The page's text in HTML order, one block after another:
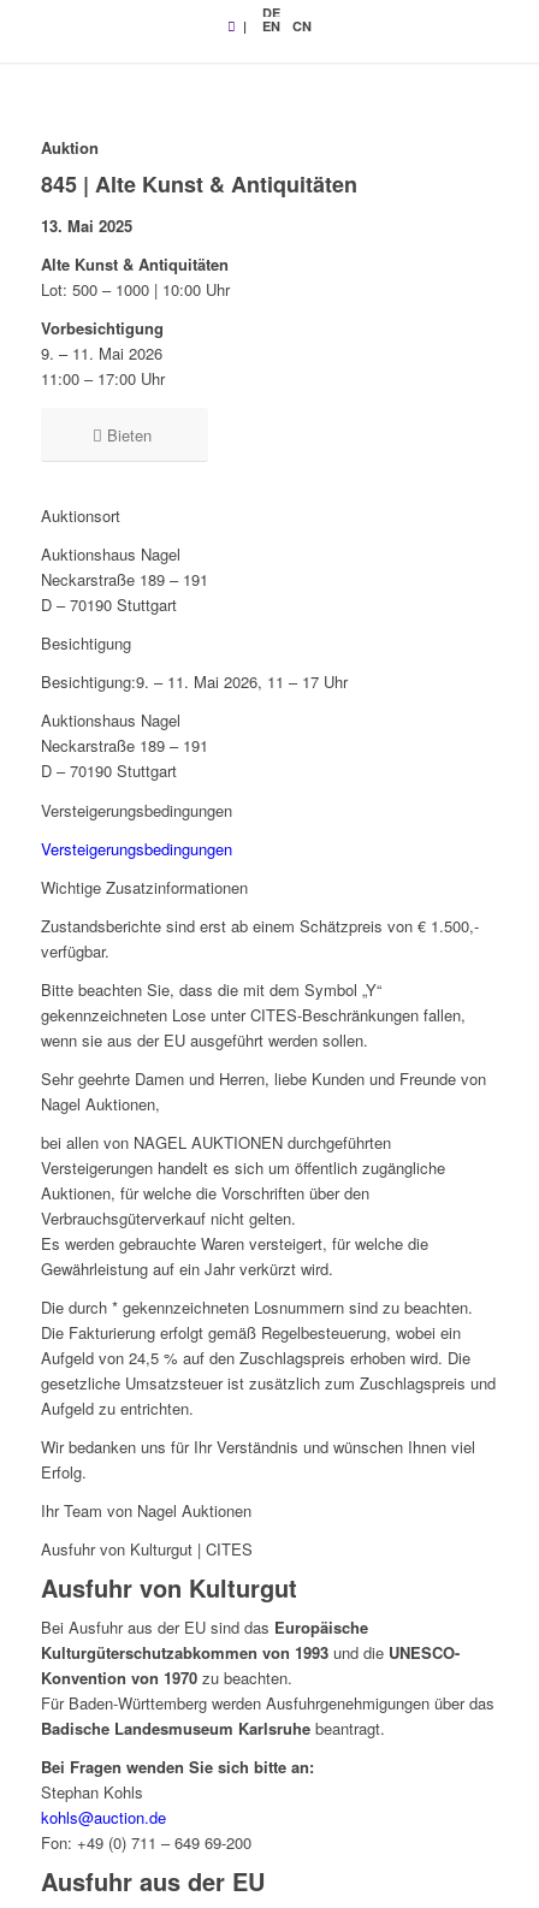
|
DE
EN CN
Auktion
845 | Alte Kunst & Antiquitäten
13. Mai 2025
Alte Kunst & Antiquitäten
Lot: 500 – 1000 | 10:00 Uhr
Vorbesichtigung
9. – 11. Mai 2026
11:00 – 17:00 Uhr
Bieten
Auktionsort
Auktionshaus Nagel
Neckarstraße 189 – 191
D – 70190 Stuttgart
Besichtigung
Besichtigung:9. – 11. Mai 2026, 11 – 17 Uhr
Auktionshaus Nagel
Neckarstraße 189 – 191
D – 70190 Stuttgart
Versteigerungsbedingungen
Versteigerungsbedingungen
Wichtige Zusatzinformationen
Zustandsberichte sind erst ab einem Schätzpreis von € 1.500,-
verfügbar.
Bitte beachten Sie, dass die mit dem Symbol „Y“
gekennzeichneten Lose unter CITES-Beschränkungen fallen,
wenn sie aus der EU ausgeführt werden sollen.
Sehr geehrte Damen und Herren, liebe Kunden und Freunde von
Nagel Auktionen,
bei allen von NAGEL AUKTIONEN durchgeführten
Versteigerungen handelt es sich um öffentlich zugängliche
Auktionen, für welche die Vorschriften über den
Verbrauchsgüterverkauf nicht gelten.
Es werden gebrauchte Waren versteigert, für welche die
Gewährleistung auf ein Jahr verkürzt wird.
Die durch * gekennzeichneten Losnummern sind zu beachten.
Die Fakturierung erfolgt gemäß Regelbesteuerung, wobei ein
Aufgeld von 24,5 % auf den Zuschlagspreis erhoben wird. Die
gesetzliche Umsatzsteuer ist zusätzlich zum Zuschlagspreis und
Aufgeld zu entrichten.
Wir bedanken uns für Ihr Verständnis und wünschen Ihnen viel
Erfolg.
Ihr Team von Nagel Auktionen
Ausfuhr von Kulturgut | CITES
Ausfuhr von Kulturgut
Bei Ausfuhr aus der EU sind das Europäische
Kulturgüterschutzabkommen von 1993und die UNESCO-
Konvention von 1970zu beachten.
Für Baden-Württemberg werden Ausfuhrgenehmigungen über das
Badische Landesmuseum Karlsruhebeantragt.
Bei Fragen wenden Sie sich bitte an:
Stephan Kohls
kohls@auction.de
Fon: +49 (0) 711 – 649 69-200
Ausfuhr aus der EU